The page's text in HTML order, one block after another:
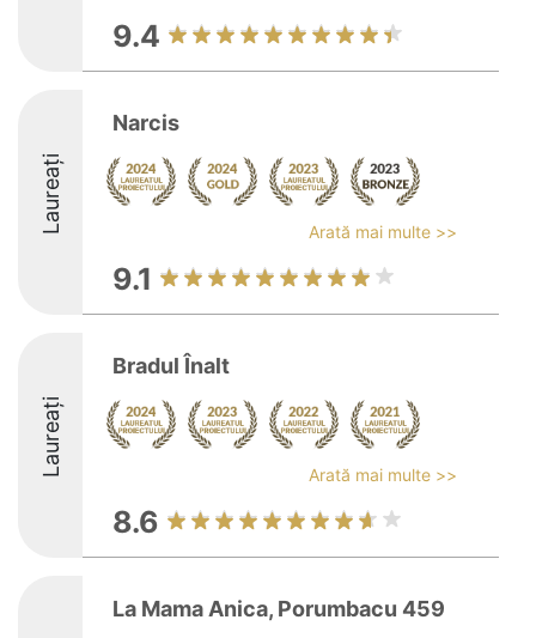
9.4
Laureați
Narcis
Arată mai multe >>
9.1
Laureați
Bradul Înalt
Arată mai multe >>
8.6
La Mama Anica, Porumbacu 459